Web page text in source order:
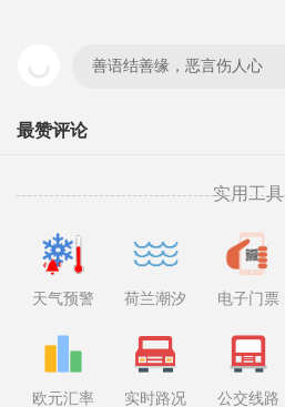
善语结善缘，恶言伤人心
最赞评论
实用工具
天气预警 荷兰潮汐 电子门票
欧元汇率 实时路况 公交线路